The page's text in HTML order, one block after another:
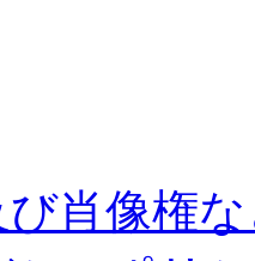
肖像権